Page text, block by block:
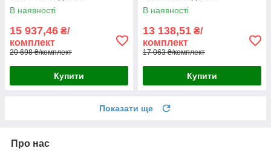
В наявності
15 937,46 ₴/
комплект
20 698 ₴/комплект
Купити
В наявності
13 138,51 ₴/
комплект
17 063 ₴/комплект
Купити
Показати ще
Про нас